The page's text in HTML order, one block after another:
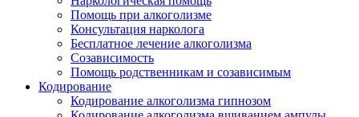
Помощь при алкоголизме
Консультация нарколога
Бесплатное лечение алкоголизма
Созависимость
Помощь родственникам и созависимым
Кодирование
Кодирование алкоголизма гипнозом